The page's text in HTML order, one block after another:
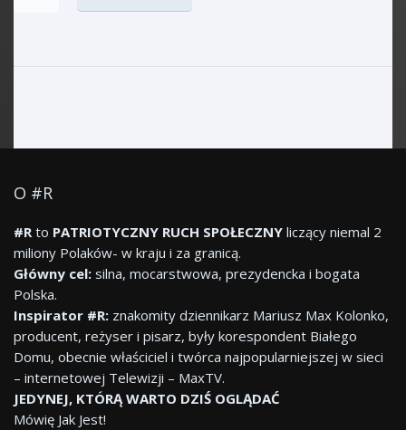
O #R
#Rto PATRIOTYCZNY RUCH SPOŁECZNY liczący niemal 2
miliony Polaków- w kraju i za granicą.
Główny cel: silna, mocarstwowa, prezydencka i bogata
Polska.
Inspirator #R: znakomity dziennikarz Mariusz Max Kolonko,
producent, reżyser i pisarz, były korespondent Białego
Domu, obecnie właściciel i twórca najpopularniejszej w sieci
– internetowej Telewizji – MaxTV.
JEDYNEJ, KTÓRĄ WARTO DZIŚ OGLĄDAĆ
Mówię Jak Jest!